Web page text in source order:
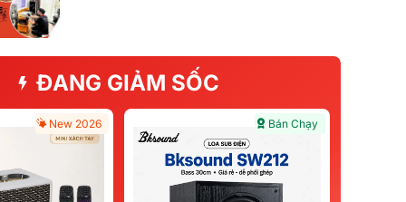
ĐANG GIẢM SỐC
New 2026 Bán Chạy